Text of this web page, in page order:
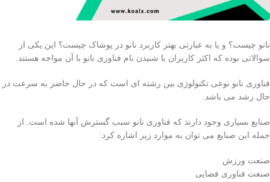
نانو چیست؟ و یا به عبارتی بهتر کاربرد نانو در پوشاک چیست؟ این یکی از
سوالاتی بوده که اکثر کاربران با شنیدن نام فناوری نانو با آن مواجه هستند.
فناوری نانو نوعی تکنولوژی بین رشته ای است که در حال حاضر به سرعت در
حال رشد می باشد.
صنایع بسیاری وجود دارند که فناوری نانو سبب گسترش آنها شده است. از
جمله این صنایع می توان به موارد زیر اشاره کرد:
صنعت ورزش
صنعت فناوری فضایی